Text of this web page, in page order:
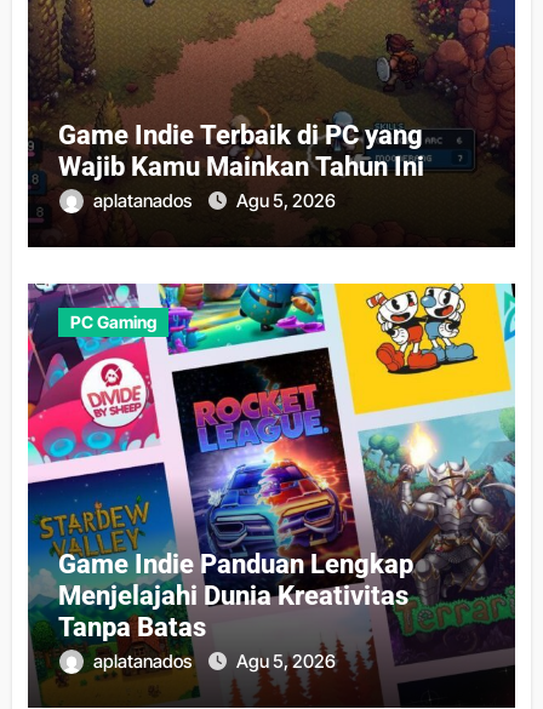
Game Indie Terbaik di PC yang
Wajib Kamu Mainkan Tahun Ini
aplatanados Agu 5, 2026
PC Gaming
Game Indie Panduan Lengkap
Menjelajahi Dunia Kreativitas
Tanpa Batas
aplatanados Agu 5, 2026